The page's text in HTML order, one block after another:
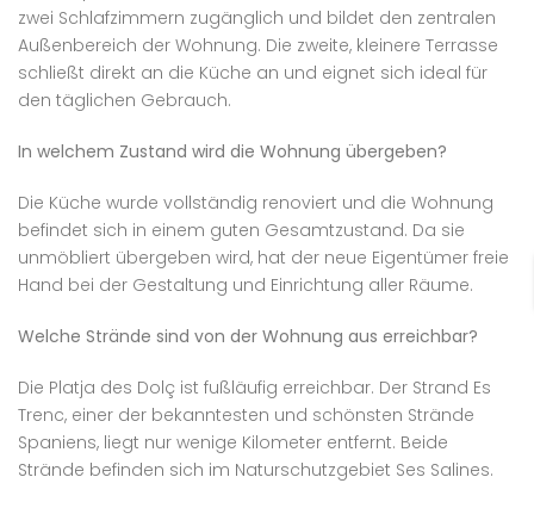
zwei Schlafzimmern zugänglich und bildet den zentralen
Außenbereich der Wohnung. Die zweite, kleinere Terrasse
schließt direkt an die Küche an und eignet sich ideal für
den täglichen Gebrauch.
In welchem Zustand wird die Wohnung übergeben?
Die Küche wurde vollständig renoviert und die Wohnung
befindet sich in einem guten Gesamtzustand. Da sie
unmöbliert übergeben wird, hat der neue Eigentümer freie
Hand bei der Gestaltung und Einrichtung aller Räume.
Welche Strände sind von der Wohnung aus erreichbar?
Die Platja des Dolç ist fußläufig erreichbar. Der Strand Es
Trenc, einer der bekanntesten und schönsten Strände
Spaniens, liegt nur wenige Kilometer entfernt. Beide
Strände befinden sich im Naturschutzgebiet Ses Salines.